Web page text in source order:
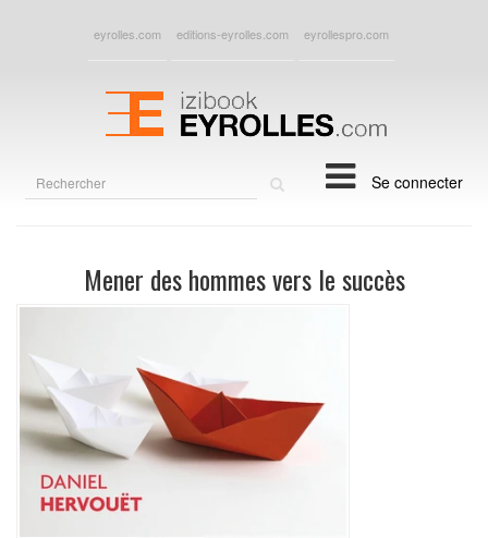
eyrolles.com editions-eyrolles.com eyrollespro.com
Se connecter
Mener des hommes vers le succès